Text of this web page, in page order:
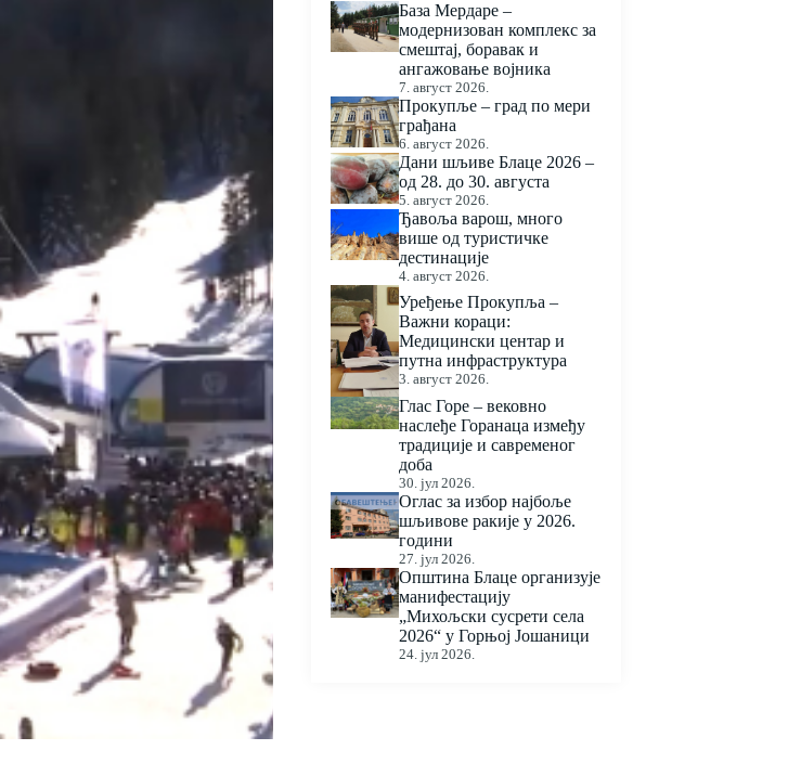
База Мердаре –
модернизован комплекс за
смештај, боравак и
ангажовање војника
7. август 2026.
Прокупље – град по мери
грађана
6. август 2026.
Дани шљиве Блаце 2026 –
од 28. до 30. августа
5. август 2026.
Ђавоља варош, много
више од туристичке
дестинације
4. август 2026.
Уређење Прокупља –
Важни кораци:
Медицински центар и
путна инфраструктура
3. август 2026.
Глас Горе – вековно
наслеђе Горанаца између
традиције и савременог
доба
30. јул 2026.
Оглас за избор најбоље
шљивове ракије у 2026.
години
27. јул 2026.
Општина Блаце организује
манифестацију
„Михољски сусрети села
2026“ у Горњој Јошаници
24. јул 2026.